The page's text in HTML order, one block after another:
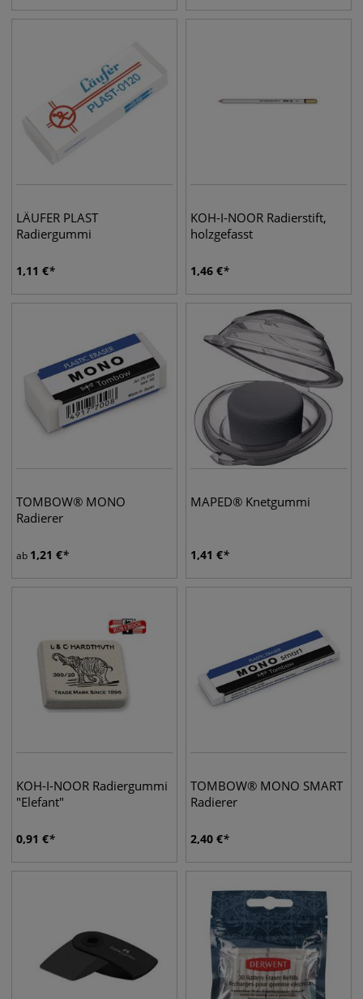
LÄUFER PLAST
Radiergummi
1,11 €
KOH-I-NOOR Radierstift,
holzgefasst
1,46 €
TOMBOW® MONO
Radierer
ab 1,21 €
MAPED® Knetgummi
1,41 €
KOH-I-NOOR Radiergummi
"Elefant"
0,91 €
TOMBOW® MONO SMART
Radierer
2,40 €